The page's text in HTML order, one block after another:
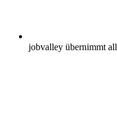
jobvalley übernimmt